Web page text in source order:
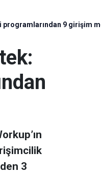
programlarından 9 girişim
3